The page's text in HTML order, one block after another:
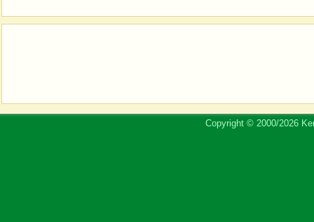
Copyright © 2000/2026